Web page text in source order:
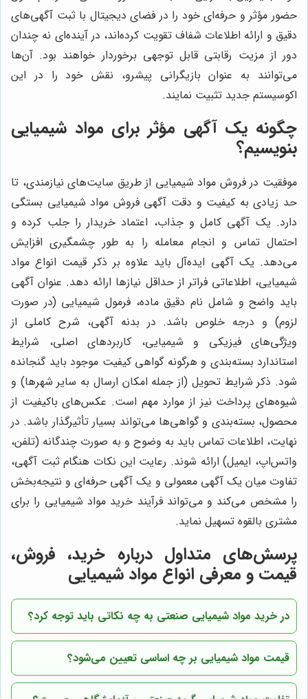
حضور مؤثر و حرفه‌ای خود را در فضای دیجیتال با ثبت آگهی‌های
دقیق و ارائه اطلاعات شفاف تقویت کرده‌اند، در آینده‌ای نه چندان
دور از مزیت رقابتی قابل توجهی برخوردار خواهند بود. آن‌ها
می‌توانند به عنوان بازیگرانی پیشرو، نقش خود را در این
اکوسیستم جدید تثبیت نمایند.
چگونه یک آگهی مؤثر برای مواد شیمیایی
بنویسیم؟
موفقیت در فروش مواد شیمیایی از طریق سایت‌های نیازمندی، تا
حد زیادی به کیفیت و دقت آگهی فروش مواد شیمیایی بستگی
دارد. یک آگهی کامل و جذاب، اعتماد خریدار را جلب کرده و
احتمال تماس و انجام معامله را به طور چشمگیری افزایش
می‌دهد. یک آگهی ایده‌آل باید علاوه بر ذکر قیمت انواع مواد
شیمیایی، اطلاعاتی فراتر از حداقل نیازها ارائه دهد. عنوان آگهی
باید واضح و شامل نام دقیق ماده، فرمول شیمیایی (در صورت
لزوم) و درجه خلوص باشد. در بدنه آگهی، شرح کاملی از
ویژگی‌های فیزیکی و شیمیایی، کاربردهای اصلی، شرایط
استاندارد بسته‌بندی و هرگونه گواهی کیفیت موجود باید گنجانده
شود. ذکر شرایط تحویل (از جمله امکان ارسال به سایر شهرها) و
شیوه‌های پرداخت نیز از موارد مهم است. عکس‌های باکیفیت از
محصول، بسته‌بندی و گواهی‌ها می‌تواند بسیار تأثیرگذار باشد. در
نهایت، اطلاعات تماس باید به وضوح و به صورت چندگانه (تلفن،
واتس‌اپ، ایمیل) ارائه شوند. رعایت این نکات هنگام ثبت آگهی،
تفاوت میان یک آگهی معمولی و یک آگهی حرفه‌ای و نتیجه‌بخش
را مشخص می‌کند و می‌تواند فرآیند خرید مواد شیمیایی را برای
مشتری بالقوه تسهیل نماید.
پرسش‌های متداول درباره خرید، فروش،
قیمت و معرفی انواع مواد شیمیایی
در خرید مواد شیمیایی صنعتی به چه نکاتی باید توجه کرد؟
قیمت مواد شیمیایی بر چه اساسی تعیین می‌شود؟